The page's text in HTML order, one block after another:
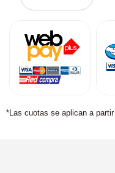
*Las cuotas se aplican a